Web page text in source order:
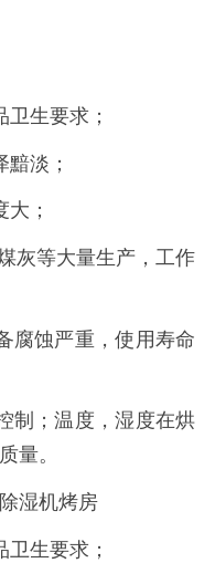
生要求；
淡；
；
等大量生产，工作
蚀严重，使用寿命
；温度，湿度在烘
量。
湿机烤房
生要求；